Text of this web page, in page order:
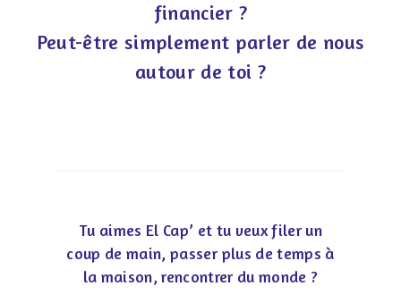
financier ?
Peut-être simplement parler de nous
autour de toi ?
Tu aimes El Cap’ et tu veux filer un
coup de main, passer plus de temps à
la maison, rencontrer du monde ?